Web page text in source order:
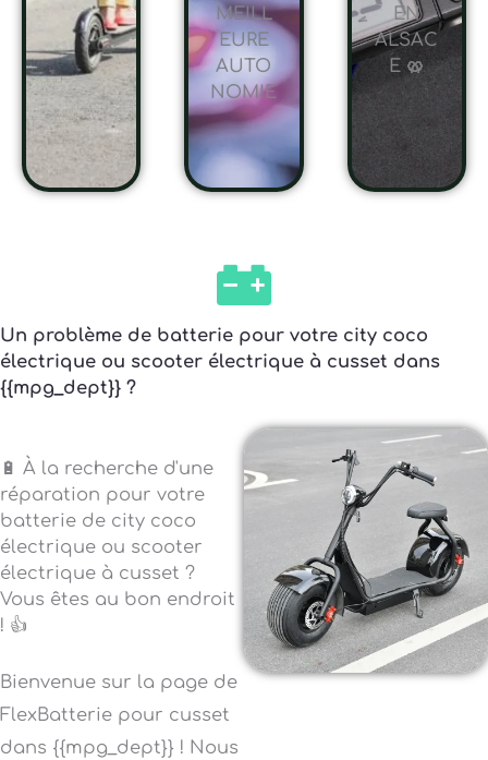
MEILL
EURE
AUTO
NOMIE
EN
ALSAC
E 🥨
Un problème de batterie pour votre city coco
électrique ou scooter électrique à cusset dans
{{mpg_dept}} ?
🔋 À la recherche d'une
réparation pour votre
batterie de city coco
électrique ou scooter
électrique à cusset ?
Vous êtes au bon endroit
! 👍
Bienvenue sur la page de
FlexBatterie pour cusset
dans {{mpg_dept}} ! Nous